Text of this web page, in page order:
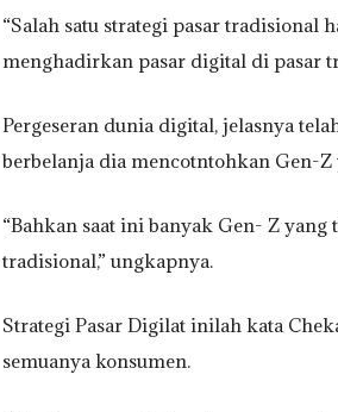
“Salah satu strategi pasar tradisional
menghadirkan pasar digital di pasar
Pergeseran dunia digital, jelasnya
berbelanja dia mencotntohkan Gen-
“Bahkan saat ini banyak Gen- Z
tradisional,” ungkapnya.
Strategi Pasar Digilat inilah kata
semuanya konsumen.